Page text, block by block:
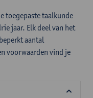
toegepaste taalkunde
jaar. Elk deel van het
aantal
voorwaarden vind je